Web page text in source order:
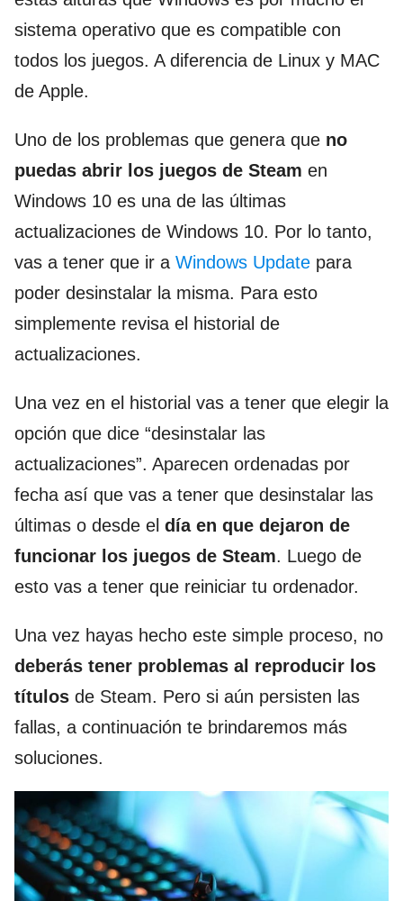
sistema operativo que es compatible con
todos los juegos. A diferencia de Linux y MAC
de Apple.
Uno de los problemas que genera que no
puedas abrir los juegos de Steam en
Windows 10 es una de las últimas
actualizaciones de Windows 10. Por lo tanto,
vas a tener que ir a Windows Update para
poder desinstalar la misma. Para esto
simplemente revisa el historial de
actualizaciones.
Una vez en el historial vas a tener que elegir la
opción que dice “desinstalar las
actualizaciones”. Aparecen ordenadas por
fecha así que vas a tener que desinstalar las
últimas o desde el día en que dejaron de
funcionar los juegos de Steam. Luego de
esto vas a tener que reiniciar tu ordenador.
Una vez hayas hecho este simple proceso, no
deberás tener problemas al reproducir los
títulos de Steam. Pero si aún persisten las
fallas, a continuación te brindaremos más
soluciones.